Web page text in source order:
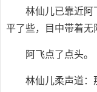
林仙儿已靠近阿
平了些，目中带着无
阿飞点了点头。
林仙儿柔声道：